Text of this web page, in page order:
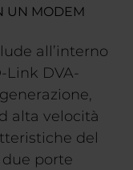
UN MODEM
all’interno
Link DVA-
alta velocità
del
porte